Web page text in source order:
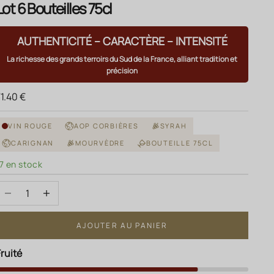
6 Bouteilles 75cl
AUTHENTICITÉ – CARACTÈRE – INTENSITÉ
La richesse des grands terroirs du Sud de la France, alliant tradition et
précision
de vente
€
VIN ROUGE AOP CORBIÈRES
SYRAH
CARIGNAN
MOURVÈDRE BOUTEILLE 75CL
en stock
Diminuer la quantitéAugmenter la quantité
AJOUTER AU PANIER